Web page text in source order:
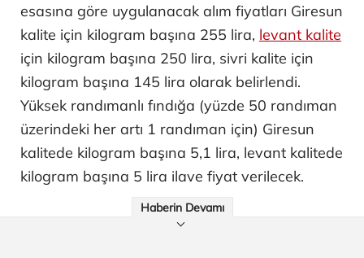
esasına göre uygulanacak alım fiyatları Giresun
kalite için kilogram başına 255 lira, levant kalite
için kilogram başına 250 lira, sivri kalite için
kilogram başına 145 lira olarak belirlendi.
Yüksek randımanlı fındığa (yüzde 50 randıman
üzerindeki her artı 1 randıman için) Giresun
kalitede kilogram başına 5,1 lira, levant kalitede
kilogram başına 5 lira ilave fiyat verilecek.
Haberin Devamı